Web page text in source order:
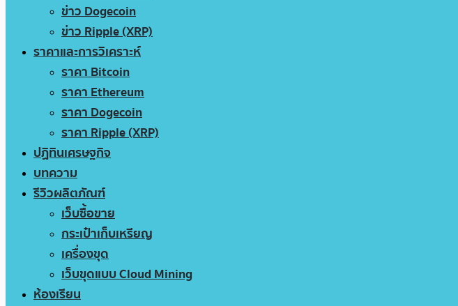
ข่าว Dogecoin
ข่าว Ripple (XRP)
ราคาและการวิเคราะห์
ราคา Bitcoin
ราคา Ethereum
ราคา Dogecoin
ราคา Ripple (XRP)
ปฏิทินเศรษฐกิจ
บทความ
รีวิวผลิตภัณฑ์
เว็บซื้อขาย
กระเป๋าเก็บเหรียญ
เครื่องขุด
เว็บขุดแบบ Cloud Mining
ห้องเรียน